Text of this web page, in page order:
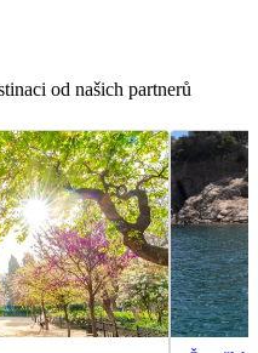
od našich partnerů